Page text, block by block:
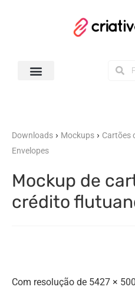
Downloads › Mockups › Cartões
Envelopes
Mockup de
crédito
Com resolução de 5427 ×